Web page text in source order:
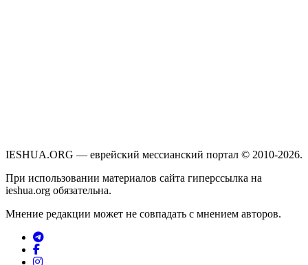
IESHUA.ORG — еврейский мессианский портал © 2010-2026.
При использовании материалов сайта гиперссылка на
ieshua.org обязательна.
Мнение редакции может не совпадать с мнением авторов.